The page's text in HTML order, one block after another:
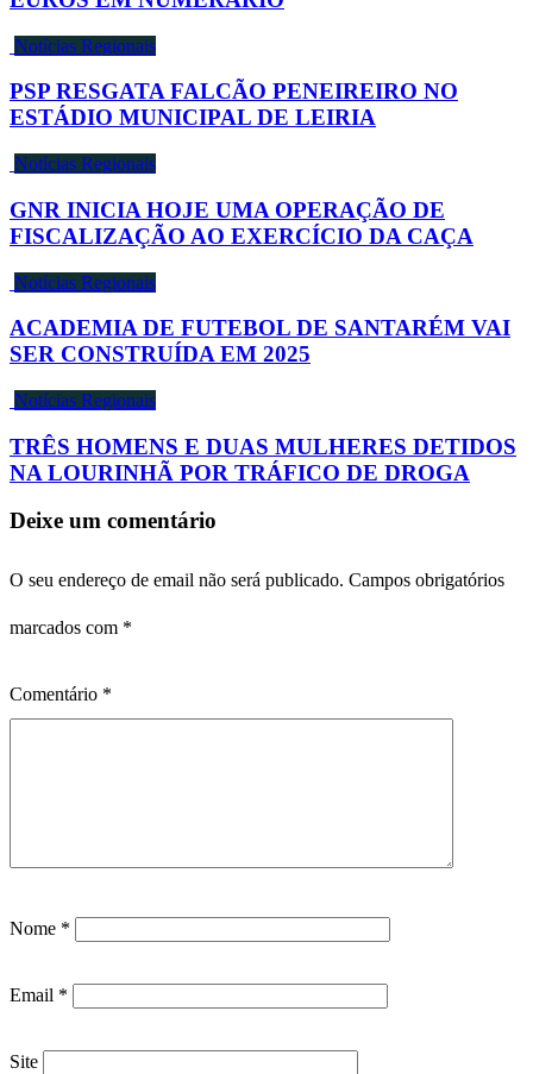
Notícias Regionais
PSP RESGATA FALCÃO PENEIREIRO NO
ESTÁDIO MUNICIPAL DE LEIRIA
Notícias Regionais
GNR INICIA HOJE UMA OPERAÇÃO DE
FISCALIZAÇÃO AO EXERCÍCIO DA CAÇA
Notícias Regionais
ACADEMIA DE FUTEBOL DE SANTARÉM VAI
SER CONSTRUÍDA EM 2025
Notícias Regionais
TRÊS HOMENS E DUAS MULHERES DETIDOS
NA LOURINHÃ POR TRÁFICO DE DROGA
Deixe um comentário
O seu endereço de email não será publicado. Campos obrigatórios
marcados com *
Comentário *
Nome *
Email *
Site